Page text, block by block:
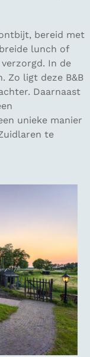
bereid met
lunch of
In de
Zo ligt deze B&B
Daarnaast
unieke manier
te